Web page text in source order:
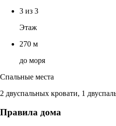
3 из 3
Этаж
270 м
до моря
Спальные места
2 двуспальных кровати, 1
Правила дома